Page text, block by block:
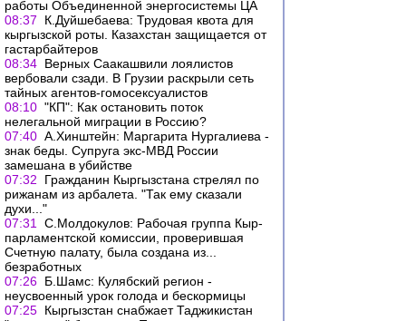
работы Объединенной энергосистемы ЦА
08:37
К.Дуйшебаева: Трудовая квота для
кыргызской роты. Казахстан защищается от
гастарбайтеров
08:34 Верных Саакашвили лоялистов
вербовали сзади. В Грузии раскрыли сеть
тайных агентов-гомосексуалистов
08:10 "КП": Как остановить поток
нелегальной миграции в Россию?
07:40 А.Хинштейн: Маргарита Нургалиева -
знак беды. Супруга экс-МВД России
замешана в убийстве
07:32
Гражданин Кыргызстана стрелял по
рижанам из арбалета. "Так ему сказали
духи..."
07:31
С.Молдокулов: Рабочая группа Кыр-
парламентской комиссии, проверившая
Счетную палату, была создана из...
безработных
07:26 Б.Шамс: Кулябский регион -
неусвоенный урок голода и бескормицы
07:25 Кыргызстан снабжает Таджикистан